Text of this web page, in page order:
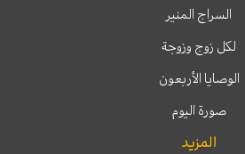
السراج المنير
لكل زوج وزوجة
الوصايا الأربعون
صورة اليوم
المزيد